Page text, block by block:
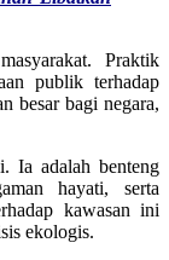
Praktik
publik terhadap
besar bagi negara,
Ia adalah benteng
hayati, serta
kawasan ini
ekologis.